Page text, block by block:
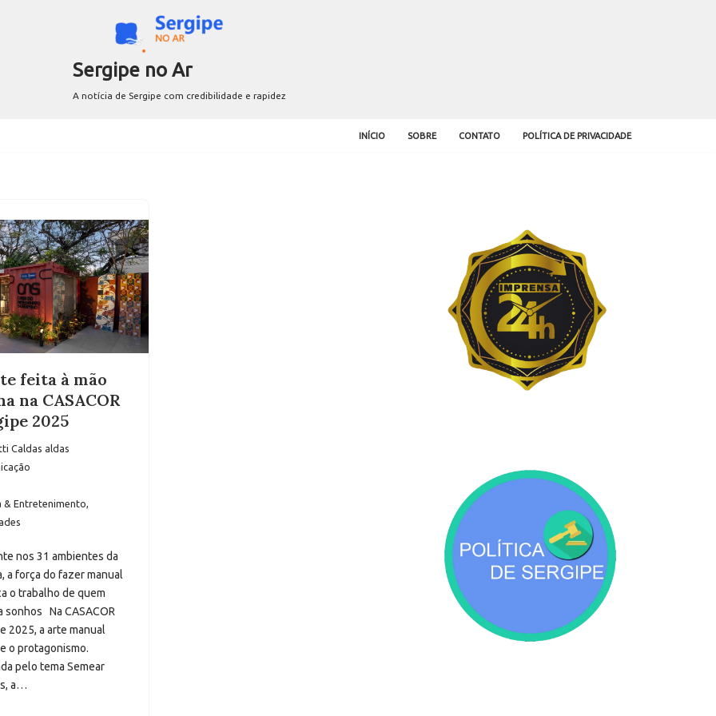
Sergipe no Ar
A notícia de Sergipe com credibilidade e rapidez
INÍCIO SOBRE CONTATO POLÍTICA DE PRIVACIDADE
feita à mão
na CASACOR
2025
Caldas aldas
& Entretenimento,
nos 31 ambientes da
a força do fazer manual
o trabalho de quem
sonhos Na CASACOR
2025, a arte manual
o protagonismo.
pelo tema Semear
a…